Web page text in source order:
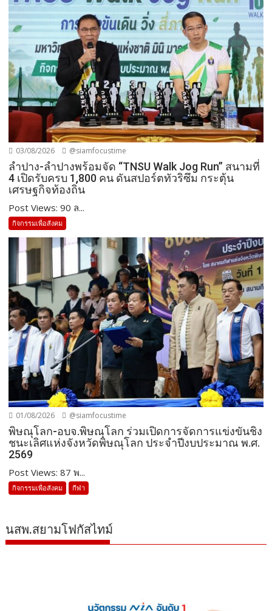
03/08/2026 @siamfocustime
ลำปาง-ลำปางพร้อมจัด “TNSU Walk Jog Run” สนามที่
4 เปิดรับครบ 1,800 คน ดันสปอร์ตทัวริซึม กระตุ้น
เศรษฐกิจท้องถิ่น
Post Views: 90 ล...
กิจกรรมเพื่อสังคม
01/08/2026 @siamfocustime
พิษณุโลก-อบจ.พิษณุโลก ร่วมเปิดการจัดการแข่งขันชิง
ชนะเลิศแห่งจังหวัดพิษณุโลก ประจำปีงบประมาณ พ.ศ.
2569
Post Views: 87 พ...
กิจกรรมเพื่อสังคม กีฬา
นสพ.สยามโฟกัสไทม์